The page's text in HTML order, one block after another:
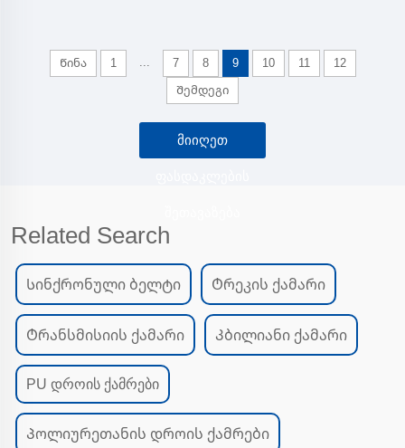
Წინა 1 ... 7 8 9 10 11
12
Შემდეგი
ᲛᲘᲘᲦᲔᲗ
Related Search
Სინქრონული ბელტი Ტრეკის ქამარი
Ტრანსმისიის ქამარი Კბილიანი ქამარი
PU დროის ქამრები
Პოლიურეთანის დროის ქამრები